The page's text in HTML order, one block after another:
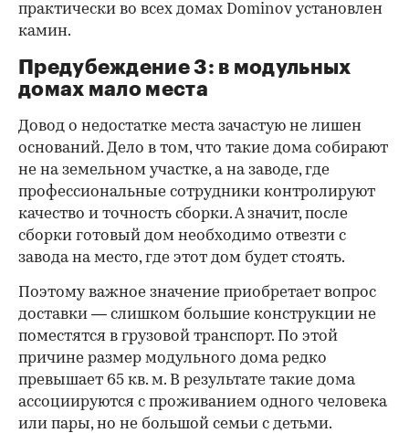
практически во всех домах Dominov установлен
камин.
Предубеждение 3: в модульных
домах мало места
Довод о недостатке места зачастую не лишен
оснований. Дело в том, что такие дома собирают
не на земельном участке, а на заводе, где
профессиональные сотрудники контролируют
качество и точность сборки. А значит, после
сборки готовый дом необходимо отвезти с
завода на место, где этот дом будет стоять.
Поэтому важное значение приобретает вопрос
доставки — слишком большие конструкции не
поместятся в грузовой транспорт. По этой
причине размер модульного дома редко
превышает 65 кв. м. В результате такие дома
ассоциируются с проживанием одного человека
или пары, но не большой семьи с детьми.